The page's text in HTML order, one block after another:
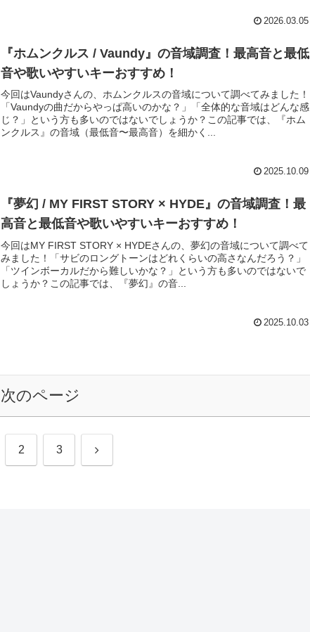
2026.03.05
『ホムンクルス / Vaundy』の音域調査！最高音と最低
音や歌いやすいキーおすすめ！
今回はVaundyさんの、ホムンクルスの音域について調べてみました！
「Vaundyの曲だからやっぱ高いのかな？」「全体的な音域はどんな感
じ？」という方も多いのではないでしょうか？この記事では、『ホム
ンクルス』の音域（最低音〜最高音）を細かく...
2025.10.09
『夢幻 / MY FIRST STORY × HYDE』の音域調査！最
高音と最低音や歌いやすいキーおすすめ！
今回はMY FIRST STORY × HYDEさんの、夢幻の音域について調べて
みました！「サビのロングトーンはどれくらいの高さなんだろう？」
「ツインボーカルだから難しいかな？」という方も多いのではないで
しょうか？この記事では、『夢幻』の音...
2025.10.03
次のページ
2 3 次